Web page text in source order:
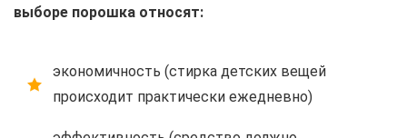
выборе порошка относят:
экономичность (стирка детских вещей
происходит практически ежедневно)